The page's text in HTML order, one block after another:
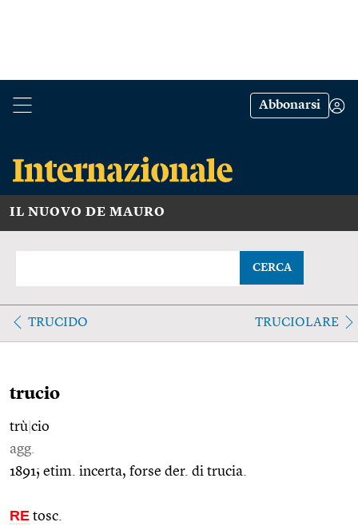
Abbonarsi
IL NUOVO DE MAURO
CERCA
TRUCIDO TRUCIOLARE
trucio
trù cio
agg.
1891; etim. incerta, forse der. di trucia.
RE tosc.